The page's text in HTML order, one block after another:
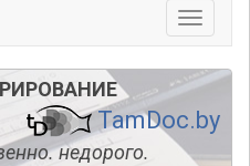
TamDoc.by
недорого.